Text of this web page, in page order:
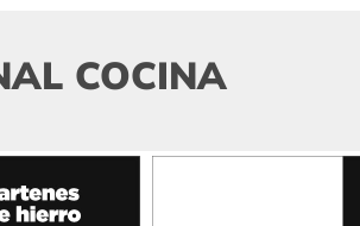
COCINA